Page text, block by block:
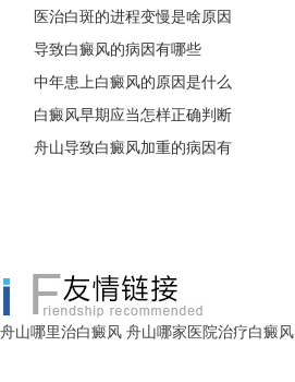
医治白斑的进程变慢是啥原因
导致白癜风的病因有哪些
中年患上白癜风的原因是什么
白癜风早期应当怎样正确判断
舟山导致白癜风加重的病因有
舟山哪里治白癜风 舟山哪家医院治疗白癜风